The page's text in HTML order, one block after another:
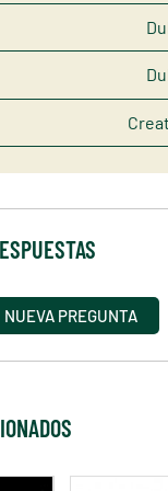
NUEVA PREGUNTA